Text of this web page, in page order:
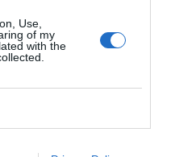
Use,
of my
with the
minutes)